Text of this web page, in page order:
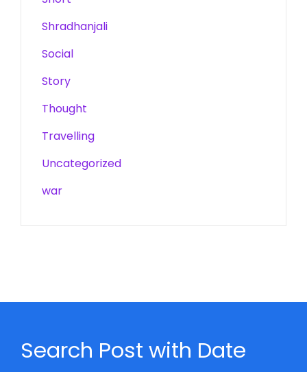
Shradhanjali
Social
Story
Thought
Travelling
Uncategorized
war
Search Post with Date